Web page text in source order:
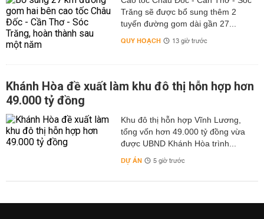
Trăng sẽ được bổ sung thêm 2
tuyến đường gom dài gần 27...
QUY HOẠCH 13 giờ trước
Khánh Hòa đề xuất làm khu đô thị hỗn hợp hơn
49.000 tỷ đồng
Khu đô thị hỗn hợp Vĩnh Lương,
tổng vốn hơn 49.000 tỷ đồng vừa
được UBND Khánh Hòa trình...
DỰ ÁN 5 giờ trước